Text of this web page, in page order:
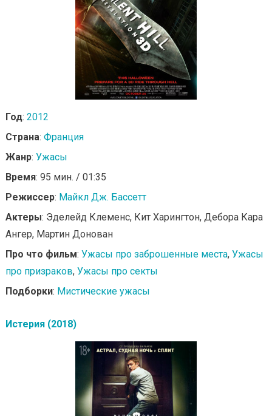
Год: 2012
Страна: Франция
Жанр: Ужасы
Время: 95 мин. / 01:35
Режиссер: Майкл Дж. Бассетт
Актеры: Эделейд Клеменс, Кит Харингтон, Дебора Кара
Ангер, Мартин Донован
Про что фильм: Ужасы про заброшенные места, Ужасы
про призраков, Ужасы про секты
Подборки: Мистические ужасы
Истерия (2018)